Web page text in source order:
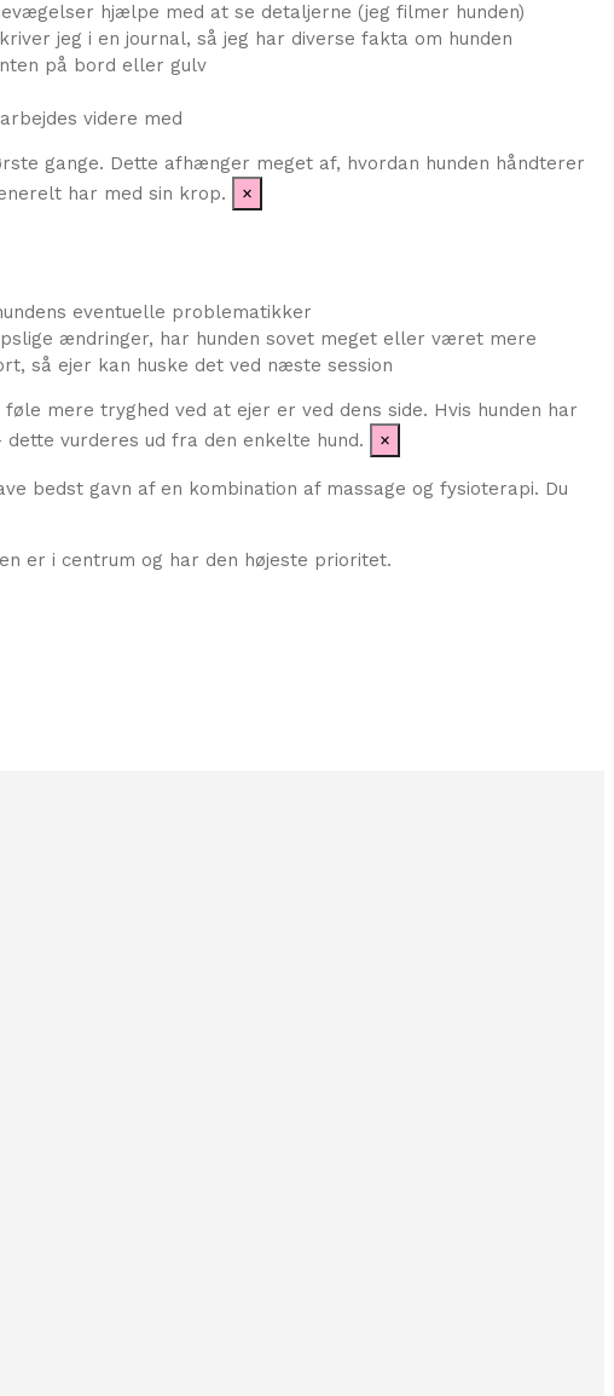
hjælpe med at se detaljerne (jeg filmer hunden)
jeg i en journal, så jeg har diverse fakta om hunden
på bord eller gulv
videre med
gange. Dette afhænger meget af, hvordan hunden håndterer
har med sin krop.
×
eventuelle problematikker
ændringer, har hunden sovet meget eller været mere
så ejer kan huske det ved næste session
mere tryghed ved at ejer er ved dens side. Hvis hunden har
vurderes ud fra den enkelte hund.
×
bedst gavn af en kombination af massage og fysioterapi. Du
er i centrum og har den højeste prioritet.